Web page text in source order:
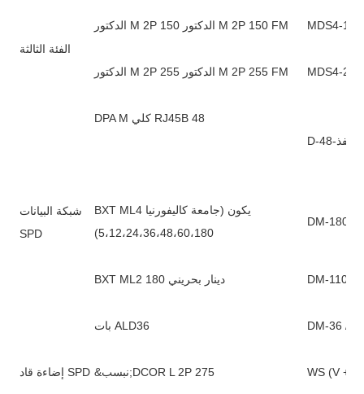
الفئة الثالثة
الدكتور M 2P 150 الدكتور M 2P 150 FM MDS4-
الدكتور M 2P 255 الدكتور M 2P 255 FM MDS4-
شبكة البيانات
SPD
DPA M كلي RJ45B 48
BXT ML4 يكون (جامعة كاليفورنيا
5،12،24،36،48،60،180)
DM-180 /
BXT ML2 180 دينار بحريني DM-110 /
بات ALD36 DM-36 /
إضاءة قاد SPD &نبسب;DCOR L 2P 275 WS (V +